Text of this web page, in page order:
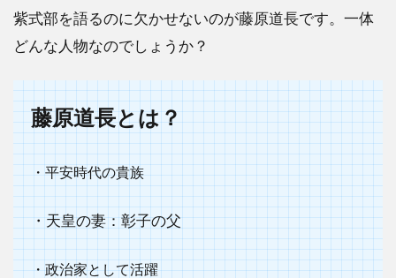
2
【光る
君へ】
長役は
誰！？
吉高由
里子と
共演す
るのは
松下洸
平？
2.1
光源
紫式部を語るのに欠かせないのが藤原道長です。一体
どんな人物なのでしょうか？
藤原道長とは？
・平安時代の貴族
・天皇の妻：彰子の父
・政治家として活躍